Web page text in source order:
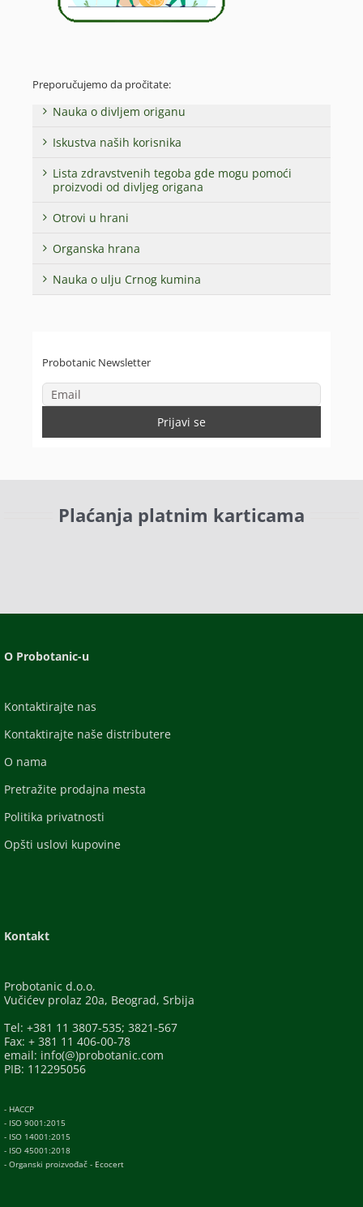
Preporučujemo da pročitate:
Nauka o divljem origanu
Iskustva naših korisnika
Lista zdravstvenih tegoba gde mogu pomoći
proizvodi od divljeg origana
Otrovi u hrani
Organska hrana
Nauka o ulju Crnog kumina
Probotanic Newsletter
Plaćanja platnim karticama
O Probotanic-u
Kontaktirajte nas
Kontaktirajte naše distributere
O nama
Pretražite prodajna mesta
Politika privatnosti
Opšti uslovi kupovine
Kontakt
Probotanic d.o.o.
Vučićev prolaz 20a, Beograd, Srbija
Tel: +381 11 3807-535; 3821-567
Fax: + 381 11 406-00-78
email: info(@)probotanic.com
PIB: 112295056
- HACCP
- ISO 9001:2015
- ISO 14001:2015
- ISO 45001:2018
- Organski proizvođač - Ecocert